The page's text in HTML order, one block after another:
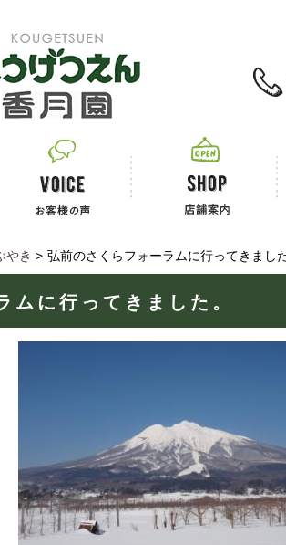
やき > 弘前のさくらフォーラムに行ってきました
ムに行ってきました。